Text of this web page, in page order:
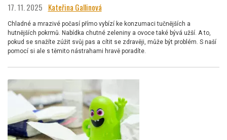
17. 11. 2025 Kateřina Gallinová
Chladné a mrazivé počasí přímo vybízí ke konzumaci tučnějších a
hutnějších pokrmů. Nabídka chutné zeleniny a ovoce také bývá užší. A to,
pokud se snažíte zúžit svůj pas a cítit se zdravěji, může být problém. S naší
pomocí si ale s těmito nástrahami hravě poradíte.